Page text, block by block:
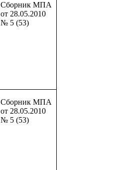
Сборник МПА
от 28.05.2010
№ 5 (53)
Сборник МПА
от 28.05.2010
№ 5 (53)